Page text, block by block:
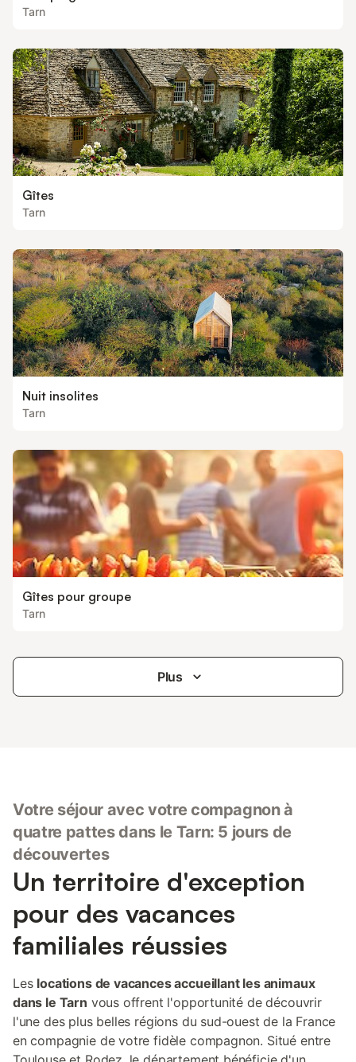
Tarn
Gîtes
Tarn
Nuit insolites
Tarn
Gîtes pour groupe
Tarn
Plus
Votre séjour avec votre compagnon à
quatre pattes dans le Tarn: 5 jours de
découvertes
Un territoire d'exception
pour des vacances
familiales réussies
Les locations de vacances accueillant les animaux
dans le Tarn vous offrent l'opportunité de découvrir
l'une des plus belles régions du sud-ouest de la France
en compagnie de votre fidèle compagnon. Situé entre